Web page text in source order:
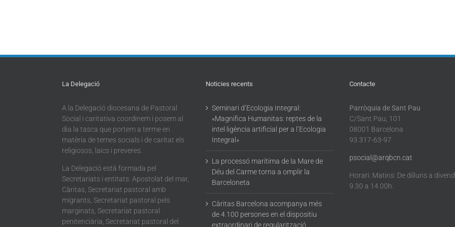
La Delegació
A la Delegació diocesana de Pastoral
Social i caritativa coordinem i posem al
dia la tasca que portem a terme en
matèria de temes socials i de caritat els
religiosos, laics i preveres.
La Delegació està formada pel
Secretariats i entitats: Apostolat del mar,
Càritas, Secretariat pastoral amb
migrants, Secretariat pastoral pels
marginats, Secretariat pastoral
penitenciària, Secretariat pastoral del
Noticies recents
Seminari d’Ecologia Integral:
«Magnifica Humanitas: reptes de la
intel·ligència artificial per a l’Ecologia
Integral»
La processó marítima de la Mare de
Déu del Carme torna a omplir la
Barceloneta
Càritas Barcelona acompanya més
de 4.100 persones en el dispositiu
extraordinari de regularització
Contacte
Parròquia de Sant Pau
C/Sant Pau, 101
08001 Barcelona
93 317-63-97
psocial@arqbcn.cat
Horari: Matins: De dilluns a
9.30 a 14.00h.